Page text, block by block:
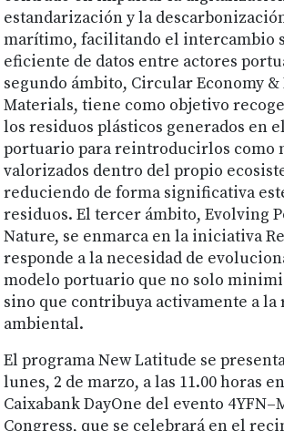
estandarización y la
marítimo, facilitando el intercambio
eficiente de datos entre actores
segundo ámbito, Circular Economy
Materials, tiene como objetivo
los residuos plásticos generados en
portuario para reintroducirlos como
valorizados dentro del propio
reduciendo de forma significativa
residuos. El tercer ámbito, Evolving
Nature, se enmarca en la iniciativa
responde a la necesidad de
modelo portuario que no solo
sino que contribuya activamente a
ambiental.
El programa New Latitude se
lunes, 2 de marzo, a las 11.00 horas
Caixabank DayOne del evento
Congress, que se celebrará en el